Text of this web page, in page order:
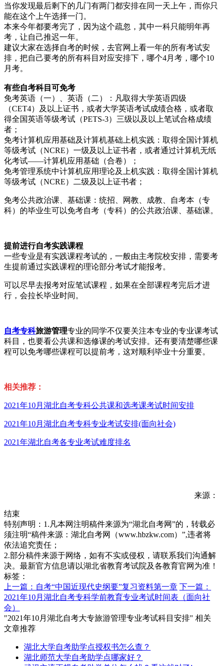
当你发现最后剩下的几门有两门都安排在同一天上午，而你只
能在这个上午选择一门。
本来今年都要考完了，因为这个疏忽，其中一科只能明年再
考，让自己推迟一年。
建议大家在选择自考的时候，去官网上看一年的所有考试安
排，把自己要考的所有科目对应安排下，哪个4月考，哪个10
月考。
有些自考科目可免考
免考英语（一）、英语（二）：凡取得大学英语四级
（CET4）及以上证书，或者大学英语考试成绩合格，或者取
得全国英语等级考试（PETS-3）三级以及以上笔试合格成绩
者；
免考计算机应用基础及计算机基础上机实践：取得全国计算机
等级考试（NCRE）一级及以上证书者，或者通过计算机无纸
化考试——计算机应用基础（合卷）；
免考管理系统中计算机应用理论及上机实践：取得全国计算机
等级考试（NCRE）二级及以上证书者；
免考公共政治课、基础课：统招、网教、成教、自考本（专
科）的毕业生可以免考自考（专科）的公共政治课、基础课。
提前进行自考实践课程
一些专业是有实践课程考试的，一般由主考院校安排，需要考
生提前通过实践课程的理论部分考试才能报考。
可以尽早去报考对应笔试课程，如果在全部课程考完后才进
行，会拉长毕业时间。
自考专科旅游管理专业的同学不仅要关注本专业的专业课考试
科目，也要看公共课和选修课的考试安排。还有要清楚哪些课
程可以免考哪些课程可以提前考，这对顺利毕业十分重要。
相关推荐：
2021年10月湖北自考专科公共课和选考课考试时间安排
2021年10月湖北自考专科专业考试安排(面向社会)
2021年湖北自考各专业考试难度排名
来源：
结束
特别声明：1.凡本网注明稿件来源为“湖北自考网”的，转载必
须注明“稿件来源：湖北自考网（www.hbzkw.com）”,违者将
依法追究责任；
2.部分稿件来源于网络，如有不实或侵权，请联系我们沟通解
决。最新官方信息请以湖北省教育考试院及各教育官网为准！
标签：
上一篇：自考“中国近现代史纲要”复习资料第一章 下一篇：
2021年10月湖北自考专科学前教育专业考试时间表（面向社
会）
"2021年10月湖北自考大专旅游管理专业考试科目安排" 相关
文章推荐
湖北大学自考助学点授权书怎么查？
湖北师范大学自考助学点哪家好？